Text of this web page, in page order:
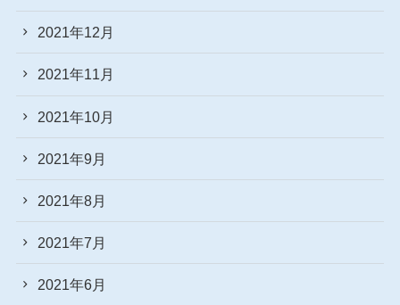
2021年12月
2021年11月
2021年10月
2021年9月
2021年8月
2021年7月
2021年6月